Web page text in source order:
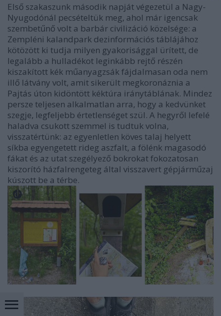
Első szakaszunk második napját végezetül a Nagy-
Nyugodónál pecsételtük meg, ahol már igencsak
szembetűnő volt a barbár civilizáció közelsége: a
Zempléni kalandpark dezinformációs táblájához
kötözött ki tudja milyen gyakorisággal ürített, de
legalább a hulladékot leginkább rejtő részén
kiszakított kék műanyagzsák fájdalmasan oda nem
illő látvány volt, amit sikerült megkoronáznia a
Pajtás úton kidöntött kéktúra iránytáblának. Mindez
persze teljesen alkalmatlan arra, hogy a kedvünket
szegje, legfeljebb értetlenséget szül. A hegyről lefelé
haladva csukott szemmel is tudtuk volna,
visszatértünk: az egyenletlen köves talaj helyett
síkba egyengetett rideg aszfalt, a fölénk magasodó
fákat és az utat szegélyező bokrokat fokozatosan
kiszorító házfalrengeteg által visszavert gépjárműzaj
kúszott be a térbe.